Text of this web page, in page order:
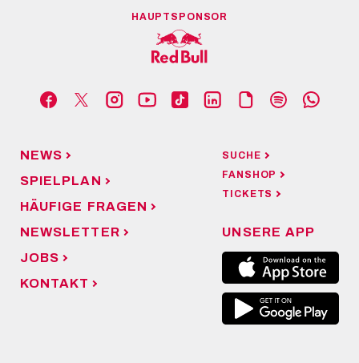
HAUPTSPONSOR
NEWS
SPIELPLAN
HÄUFIGE FRAGEN
NEWSLETTER
JOBS
KONTAKT
SUCHE
FANSHOP
TICKETS
UNSERE APP